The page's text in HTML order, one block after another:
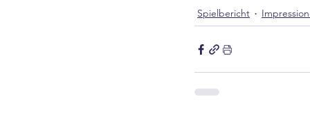
Spielbericht